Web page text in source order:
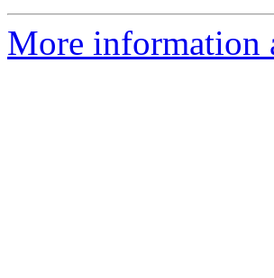
More information